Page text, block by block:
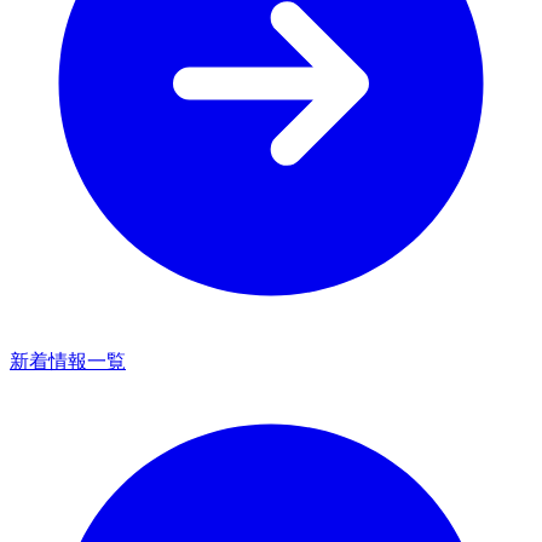
新着情報一覧